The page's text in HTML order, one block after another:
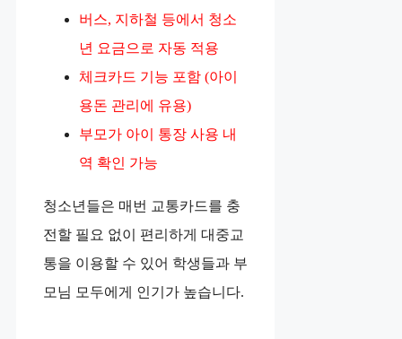
버스, 지하철 등에서 청소
년 요금으로 자동 적용
체크카드 기능 포함 (아이
용돈 관리에 유용)
부모가 아이 통장 사용 내
역 확인 가능
청소년들은 매번 교통카드를 충
전할 필요 없이 편리하게 대중교
통을 이용할 수 있어 학생들과 부
모님 모두에게 인기가 높습니다.